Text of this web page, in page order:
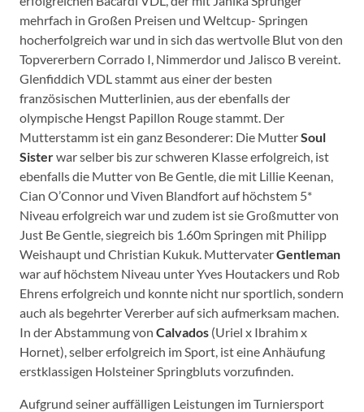
mehrfach in Großen Preisen und Weltcup- Springen
hocherfolgreich war und in sich das wertvolle Blut von den
Topvererbern Corrado I, Nimmerdor und Jalisco B vereint.
Glenfiddich VDL stammt aus einer der besten
französischen Mutterlinien, aus der ebenfalls der
olympische Hengst Papillon Rouge stammt. Der
Mutterstamm ist ein ganz Besonderer: Die MutterSoul
Sisterwar selber bis zur schweren Klasse erfolgreich, ist
ebenfalls die Mutter von Be Gentle, die mit Lillie Keenan,
Cian O’Connor und Viven Blandfort auf höchstem 5*
Niveau erfolgreich war und zudem ist sie Großmutter von
Just Be Gentle, siegreich bis 1.60m Springen mit Philipp
Weishaupt und Christian Kukuk. MuttervaterGentleman
war auf höchstem Niveau unter Yves Houtackers und Rob
Ehrens erfolgreich und konnte nicht nur sportlich, sondern
auch als begehrter Vererber auf sich aufmerksam machen.
In der Abstammung von Calvados (Uriel x Ibrahim x
Hornet), selber erfolgreich im Sport, ist eine Anhäufung
erstklassigen Holsteiner Springbluts vorzufinden.
Aufgrund seiner auffälligen Leistungen im Turniersport